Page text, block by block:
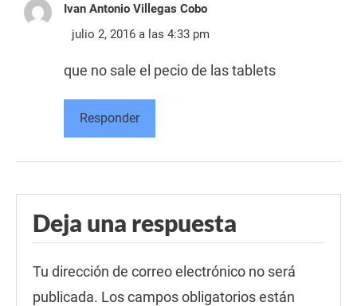
Ivan Antonio Villegas Cobo
julio 2, 2016 a las 4:33 pm
que no sale el pecio de las tablets
Responder
Deja una respuesta
Tu dirección de correo electrónico no será
publicada. Los campos obligatorios están